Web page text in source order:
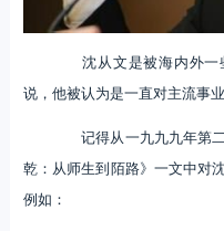
沈从文是被海内外一
说，他被认为是一直对主流事
记得从一九九九年第二
乾：从师生到陌路》一文中对
例如：